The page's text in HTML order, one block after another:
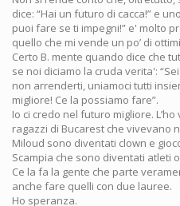
dice: “Hai un futuro di cacca!” e
puoi fare se ti impegni!” e' molto
quello che mi vende un po’ di
Certo B. mente quando dice che
se noi diciamo la cruda verita':
non arrenderti, uniamoci tutti
migliore! Ce la possiamo fare”.
Io ci credo nel futuro migliore.
ragazzi di Bucarest che vivevano
Miloud sono diventati clown e
Scampia che sono diventati atleti
Ce la fa la gente che parte
anche fare quelli con due lauree.
Ho speranza.